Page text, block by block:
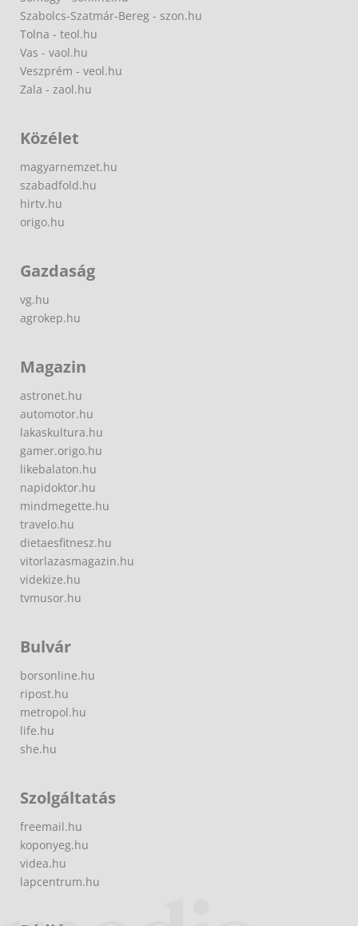
Szabolcs-Szatmár-Bereg - szon.hu
Tolna - teol.hu
Vas - vaol.hu
Veszprém - veol.hu
Zala - zaol.hu
Közélet
magyarnemzet.hu
szabadfold.hu
hirtv.hu
origo.hu
Gazdaság
vg.hu
agrokep.hu
Magazin
astronet.hu
automotor.hu
lakaskultura.hu
gamer.origo.hu
likebalaton.hu
napidoktor.hu
mindmegette.hu
travelo.hu
dietaesfitnesz.hu
vitorlazasmagazin.hu
videkize.hu
tvmusor.hu
Bulvár
borsonline.hu
ripost.hu
metropol.hu
life.hu
she.hu
Szolgáltatás
freemail.hu
koponyeg.hu
videa.hu
lapcentrum.hu